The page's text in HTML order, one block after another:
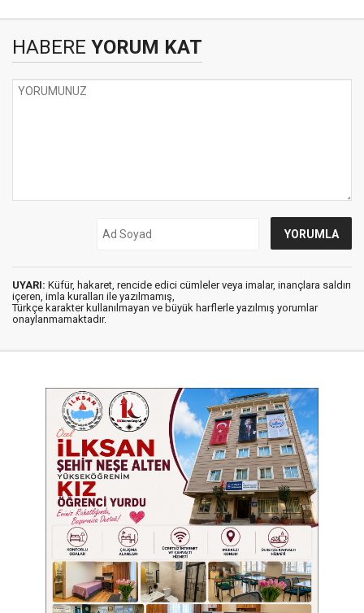
HABERE YORUM KAT
UYARI: Küfür, hakaret, rencide edici cümleler veya imalar, inançlara saldırı
içeren, imla kuralları ile yazılmamış,
Türkçe karakter kullanılmayan ve büyük harflerle yazılmış yorumlar
onaylanmamaktadır.